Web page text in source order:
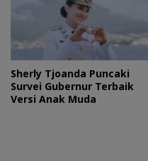
Sherly Tjoanda Puncaki
Survei Gubernur Terbaik
Versi Anak Muda